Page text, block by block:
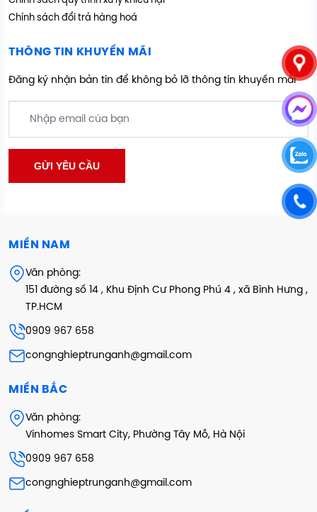
Chính sách đổi trả hàng hoá
THÔNG TIN KHUYẾN MÃI
Đăng ký nhận bản tin để không bỏ lỡ thông tin khuyến mãi
MIỀN NAM
Văn phòng:
151 đường số 14 , Khu Định Cư Phong Phú 4 , xã Bình Hưng ,
TP.HCM
0909 967 658
congnghieptrunganh@gmail.com
MIỀN BẮC
Văn phòng:
Vinhomes Smart City, Phường Tây Mỗ, Hà Nội
0909 967 658
congnghieptrunganh@gmail.com